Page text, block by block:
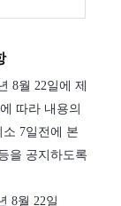
8월 22일에 제
따라 내용의
7일전에 본
을 공지하도록
8월 22일